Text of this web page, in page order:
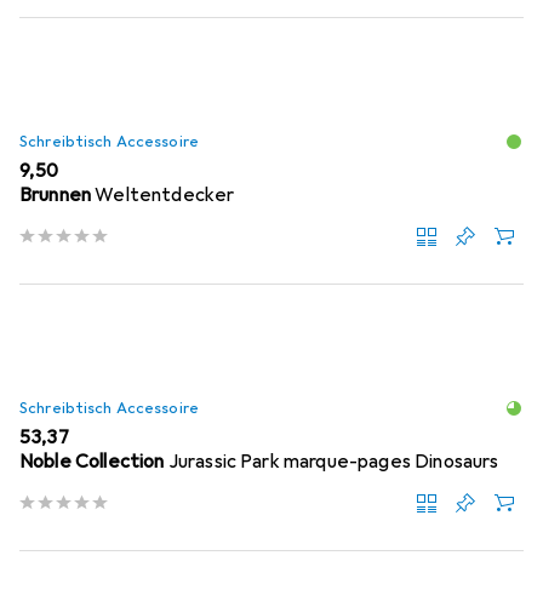
Schreibtisch Accessoire
EUR
9,50
BrunnenWeltentdecker
Schreibtisch Accessoire
EUR
53,37
Noble Collection Jurassic Park marque-pages Dinosaurs